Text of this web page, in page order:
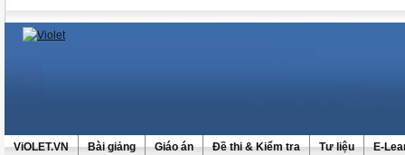
ViOLET.VN Bài giảng Giáo án Đề thi & Kiểm tra Tư liệu E-